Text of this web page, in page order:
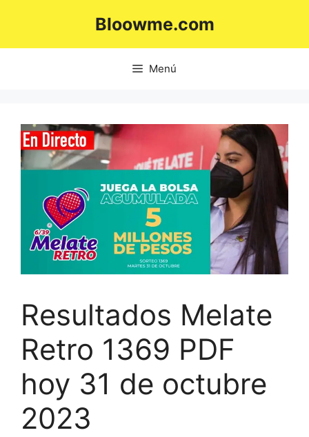
Bloowme.com
Menú
Resultados Melate
Retro 1369 PDF
hoy 31 de octubre
2023